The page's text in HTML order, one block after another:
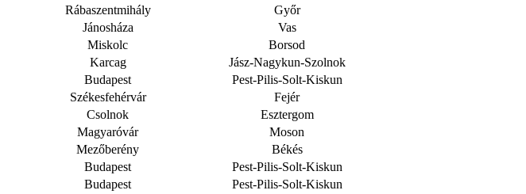
Rábaszentmihály
Győr
Jánosháza
Vas
Miskolc
Borsod
Karcag
Jász-Nagykun-Szolnok
Budapest Pest-Pilis-Solt-Kiskun
Székesfehérvár
Fejér
Csolnok
Esztergom
Magyaróvár
Moson
Mezőberény
Békés
Budapest Pest-Pilis-Solt-Kiskun
Budapest Pest-Pilis-Solt-Kiskun